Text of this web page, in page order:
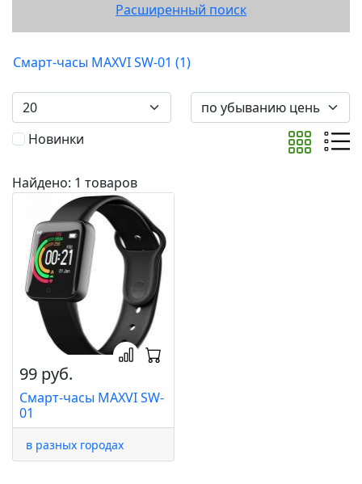
Расширенный поиск
Смарт-часы MAXVI SW-01 (1)
Новинки
Найдено: 1 товаров
99 руб.
Смарт-часы MAXVI SW-
01
в разных городах